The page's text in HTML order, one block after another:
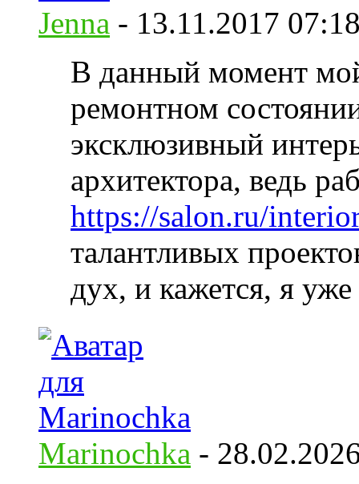
Jenna - 13.11.2017
В данный момент
ремонтном
эксклюзивный
архитектора, ведь
https://salon.ru/
талантливых
дух, и кажется, я
Marinochka -